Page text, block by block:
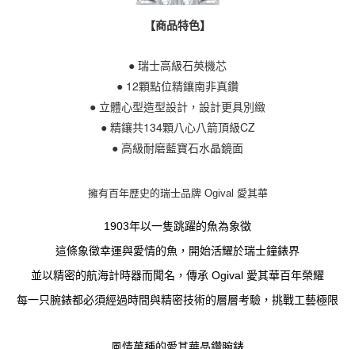
【商品特色】
● 瑞士高級石英機芯
● 12顆點位精鑲南非真鑽
● 立體心型造型設計，設計更具別緻
● 精鑲共134顆八心八箭頂級CZ
● 高級耐磨藍寶石水晶鏡面
擁有百年歷史的瑞士品牌 Ogival 愛其華
1903年以一隻跳躍的魚為象徵
這條象徵幸運與愛情的魚，開始活耀於瑞士鐘錶界
並以精密的航海計時器而聞名，傳承 Ogival 愛其華百年榮耀
每一只腕錶都必須經過時間與精密技術的層層考驗，挑戰工藝極限